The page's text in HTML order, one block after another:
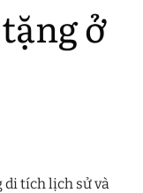
ở
di tích lịch sử và